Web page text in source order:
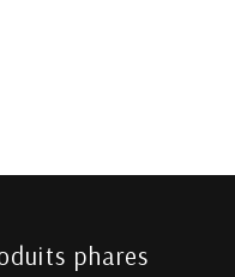
phares